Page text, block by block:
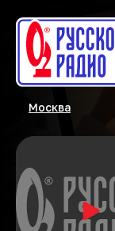
Москва